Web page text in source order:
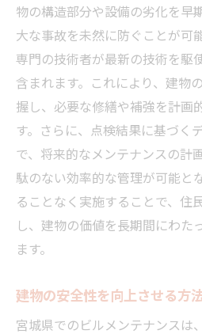
物の構造部分や設備の劣化を早
大な事故を未然に防ぐことが可
専門の技術者が最新の技術を駆
含まれます。これにより、建物
握し、必要な修繕や補強を計画
す。さらに、点検結果に基づく
で、将来的なメンテナンスの計
駄のない効率的な管理が可能と
ることなく実施することで、住
し、建物の価値を長期間にわた
ます。
建物の安全性を向上させる方
宮城県でのビルメンテナンスは